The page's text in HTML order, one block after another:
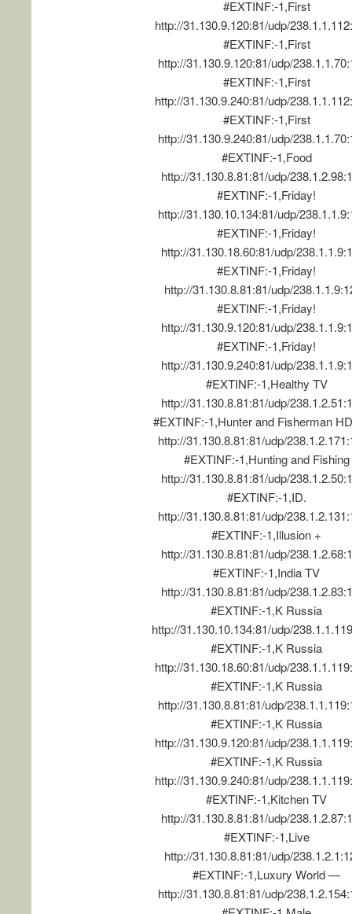
#EXTINF:-1,First
http://31.130.9.120:81/udp/
#EXTINF:-1,First
http://31.130.9.120:81/udp/
#EXTINF:-1,First
http://31.130.9.240:81/udp/
#EXTINF:-1,First
http://31.130.9.240:81/udp/
#EXTINF:-1,Food
http://31.130.8.81:81/udp/
#EXTINF:-1,Friday!
http://31.130.10.134:81/udp/
#EXTINF:-1,Friday!
http://31.130.18.60:81/udp/
#EXTINF:-1,Friday!
http://31.130.8.81:81/udp/
#EXTINF:-1,Friday!
http://31.130.9.120:81/udp/
#EXTINF:-1,Friday!
http://31.130.9.240:81/udp/
#EXTINF:-1,Healthy TV
http://31.130.8.81:81/udp/
#EXTINF:-1,Hunter and Fisherman
http://31.130.8.81:81/udp/
#EXTINF:-1,Hunting and Fishing
http://31.130.8.81:81/udp/
#EXTINF:-1,ID.
http://31.130.8.81:81/udp/
#EXTINF:-1,Illusion +
http://31.130.8.81:81/udp/
#EXTINF:-1,India TV
http://31.130.8.81:81/udp/
#EXTINF:-1,K Russia
http://31.130.10.134:81/udp/
#EXTINF:-1,K Russia
http://31.130.18.60:81/udp/
#EXTINF:-1,K Russia
http://31.130.8.81:81/udp/
#EXTINF:-1,K Russia
http://31.130.9.120:81/udp/
#EXTINF:-1,K Russia
http://31.130.9.240:81/udp/
#EXTINF:-1,Kitchen TV
http://31.130.8.81:81/udp/
#EXTINF:-1,Live
http://31.130.8.81:81/udp/
#EXTINF:-1,Luxury World —
http://31.130.8.81:81/udp/